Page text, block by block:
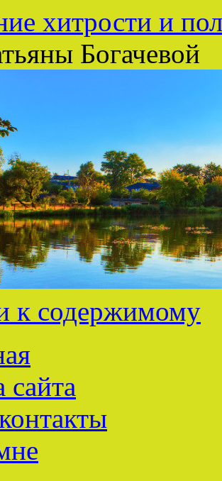
хитрости и
Богачевой
к содержимому
сайта